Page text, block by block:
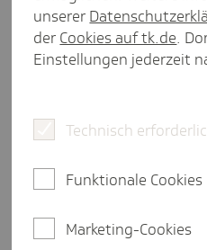
Inter­view mit
Moßner,
ver­band
1,85 Millionen Euro
Techniker Krankenkasse
Jahr für die Arbeit der
Davon gehen 1,5
6 Minuten Lesezeit
unserer
der Cookies auf tk.de.
Einstellungen jederzeit
Technisch
Funktionale Cookies
Marketing-Cookies